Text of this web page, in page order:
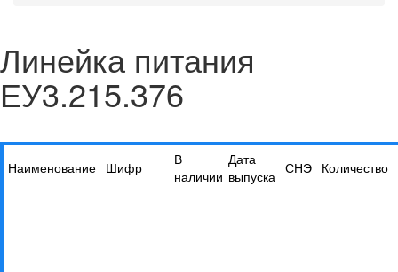
Линейка питания
ЕУ3.215.376
Наименование Шифр
В
наличии
Дата
выпуска СНЭ Количество